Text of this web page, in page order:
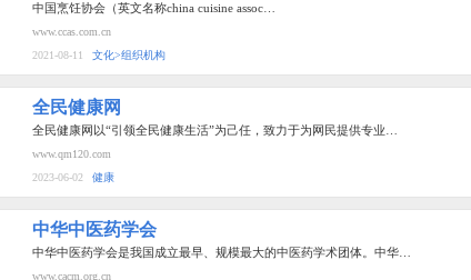
中国烹饪协会（英文名称china cuisine assoc…
www.ccas.com.cn
2021-08-11
文化>组织机构
全民健康网
全民健康网以“引领全民健康生活”为己任，致力于为网民提供专业…
www.qm120.com
2023-06-02
健康
中华中医药学会
中华中医药学会是我国成立最早、规模最大的中医药学术团体。中华…
www.cacm.org.cn